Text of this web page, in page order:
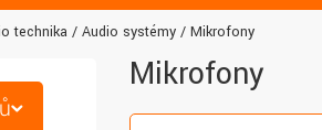
technika Audio systémy Mikrofony
Mikrofony